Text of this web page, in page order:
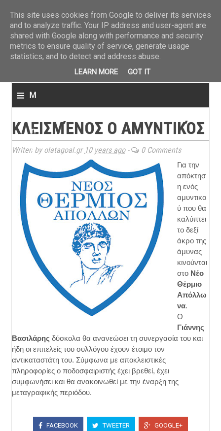
≡ M
n
u
ΚΛΕΙΣΜΈΝΟΣ Ο ΑΜΥΝΤΙΚΌΣ
Writen by olatagoal.gr 10 years ago- 0 Comments
Για την
απόκτησ
η ενός
αμυντικο
ύ που θα
καλύπτει
το δεξί
άκρο της
άμυνας
κινούνται
στο Νέο
Θέρμιο
Απόλλω
να.
Ο
Γιάννης
Βασιλάρης δύσκολα θα ανανεώσει τη συνεργασία του και
ήδη οι επιτελείς του συλλόγου έχουν έτοιμο τον
αντικαταστάτη του. Σύμφωνα με αποκλειστικές
πληροφορίες ο ποδοσφαιριστής έχει βρεθεί, έχει
συμφωνήσει και θα ανακοινωθεί με την έναρξη της
μεταγραφικής περιόδου.
FACEBOOK TWEETER GOOGLE+
This site uses cookies from Google to deliver its services
and to analyze traffic. Your IP address and user-agent are
shared with Google along with performance and security
metrics to ensure quality of service, generate usage
statistics, and to detect and address abuse.
LEARN MORE GOT IT